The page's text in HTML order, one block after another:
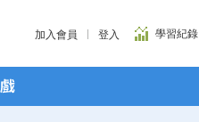
學習紀錄
加入會員 登入